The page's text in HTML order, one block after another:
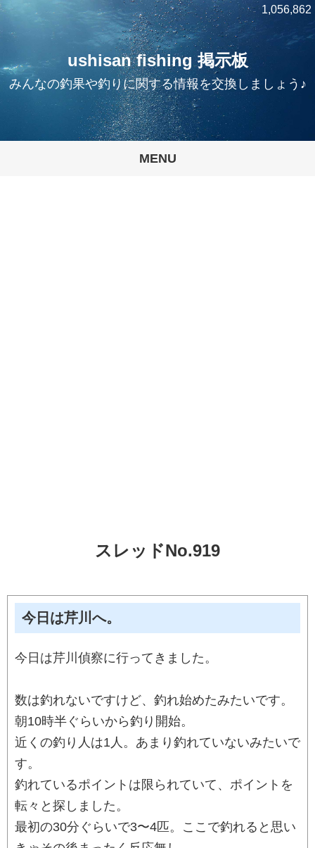
ushisan fishing 掲示板
みんなの釣果や釣りに関する情報を交換しましょう♪
MENU
1,056,862
スレッドNo.919
今日は芹川へ。
今日は芹川偵察に行ってきました。
数は釣れないですけど、釣れ始めたみたいです。
朝10時半ぐらいから釣り開始。
近くの釣り人は1人。あまり釣れていないみたいで
す。
釣れているポイントは限られていて、ポイントを
転々と探しました。
最初の30分ぐらいで3〜4匹。ここで釣れると思い